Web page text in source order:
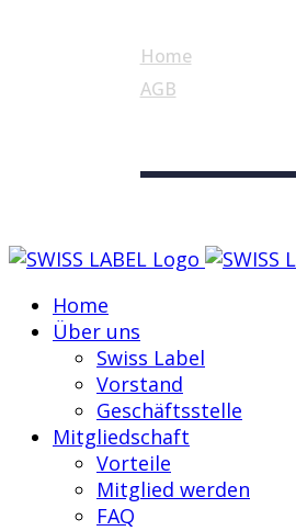
Home
AGB
Home
Über uns
Swiss Label
Vorstand
Geschäftsstelle
Mitgliedschaft
Vorteile
Mitglied werden
FAQ